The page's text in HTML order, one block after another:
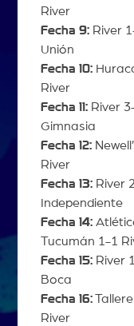
River
Fecha 9:River
Unión
Fecha 10:
River
Fecha 11:River
Gimnasia
Fecha 12:
River
Fecha 13:River
Independiente
Fecha 14:
Tucumán 1-1
Fecha 15:River
Boca
Fecha 16:
River